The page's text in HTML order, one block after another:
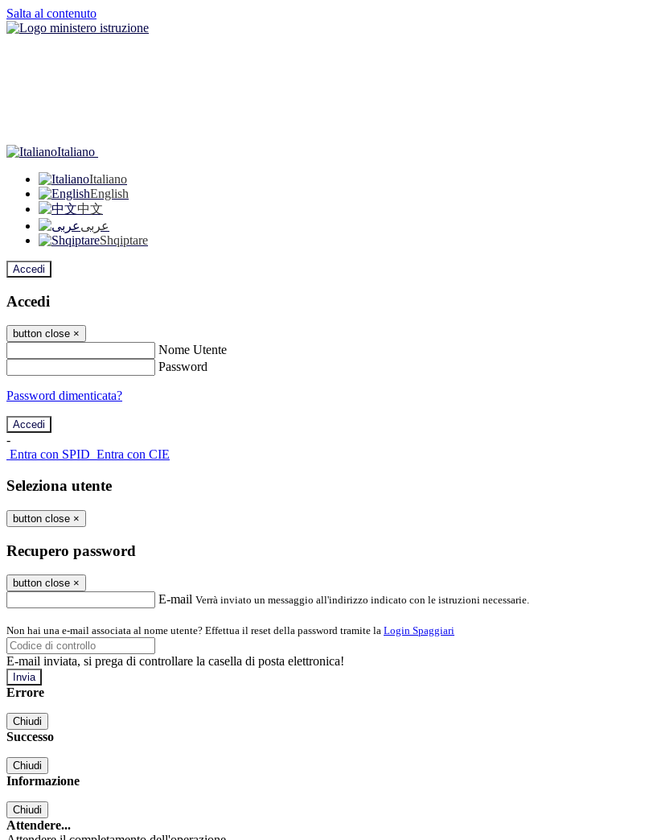
Salta al contenuto
Italiano
Italiano
English
中文
عربى
Shqiptare
Accedi
Accedi
button close ×
Nome Utente
Password
Password dimenticata?
-
Entra con SPID Entra con CIE
Seleziona utente
button close ×
Recupero password
button close ×
E-mail Verrà inviato un messaggio all'indirizzo indicato con le istruzioni necessarie.
Non hai una e-mail associata al nome utente? Effettua il reset della password tramite la Login Spaggiari
E-mail inviata, si prega di controllare la casella di posta elettronica!
Errore
Chiudi
Successo
Chiudi
Informazione
Chiudi
Attendere...